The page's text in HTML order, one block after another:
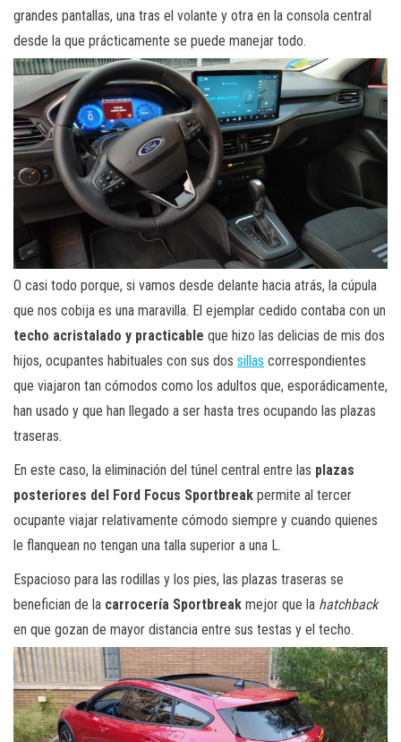
grandes pantallas, una tras el volante y otra en la consola central
desde la que prácticamente se puede manejar todo.
O casi todo porque, si vamos desde delante hacia atrás, la cúpula
que nos cobija es una maravilla. El ejemplar cedido contaba con un
techo acristalado y practicable que hizo las delicias de mis dos
hijos, ocupantes habituales con sus dos sillas correspondientes
que viajaron tan cómodos como los adultos que, esporádicamente,
han usado y que han llegado a ser hasta tres ocupando las plazas
traseras.
En este caso, la eliminación del túnel central entre las plazas
posteriores del Ford Focus Sportbreak permite al tercer
ocupante viajar relativamente cómodo siempre y cuando quienes
le flanquean no tengan una talla superior a una L.
Espacioso para las rodillas y los pies, las plazas traseras se
benefician de la carrocería Sportbreak mejor que la hatchback
en que gozan de mayor distancia entre sus testas y el techo.